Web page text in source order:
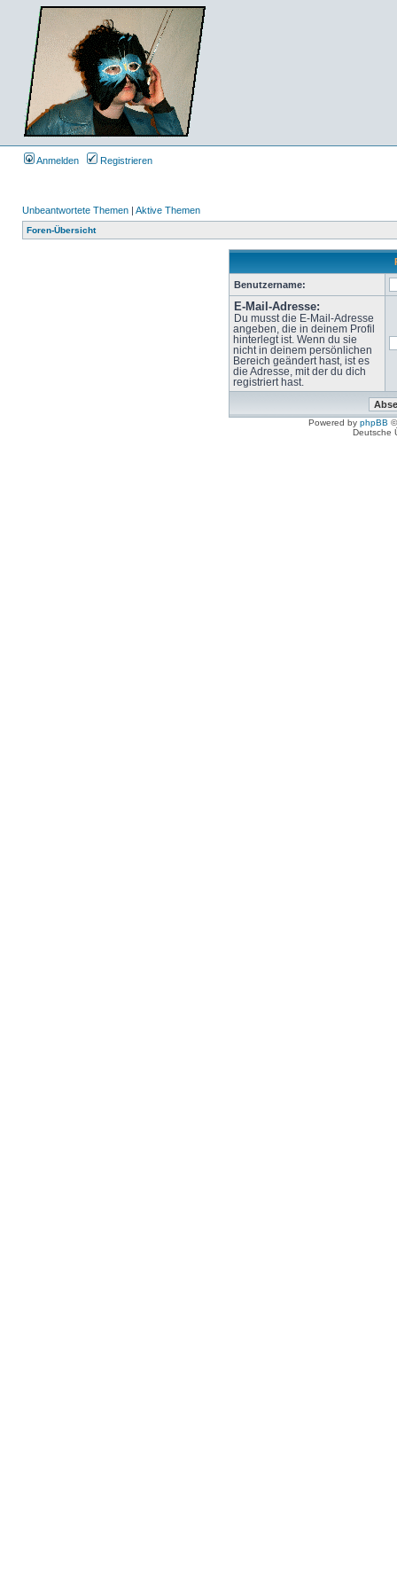
Anmelden Registrieren
Unbeantwortete Themen | Aktive Themen
Foren-Übersicht
Benutzername:
E-Mail-Adresse:
Du musst die E-Mail-Adresse
angeben, die in deinem Profil
hinterlegt ist. Wenn du sie
nicht in deinem persönlichen
Bereich geändert hast, ist es
die Adresse, mit der du dich
registriert hast.
Powered by phpBB
Deutsche